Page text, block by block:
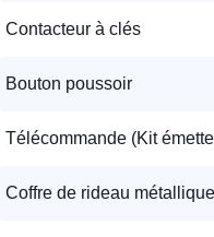
Contacteur à clés
Bouton poussoir
Télécommande (Kit
Coffre de rideau métallique
+33
Code Postal
*